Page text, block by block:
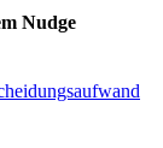
Nudge